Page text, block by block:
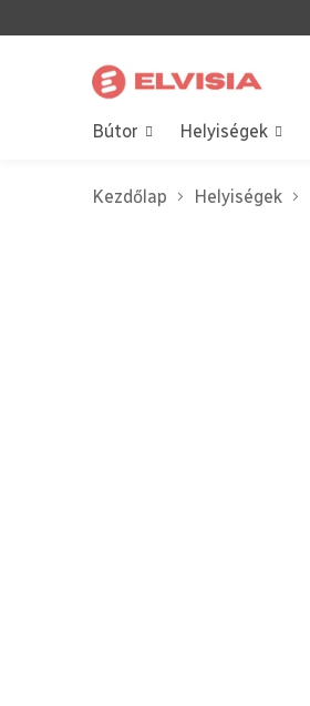
a
tartalomhoz
Bútor Helyiségek
Kezdőlap Helyiségek